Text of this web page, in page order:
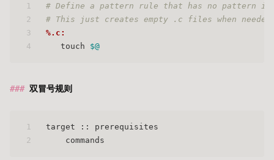
1
2
3
4
# Define a pattern rule that has no pattern
# This just creates empty .c files when
%.c:
   touch
$@
双冒号规则
1
2
target :: prerequisites
    commands